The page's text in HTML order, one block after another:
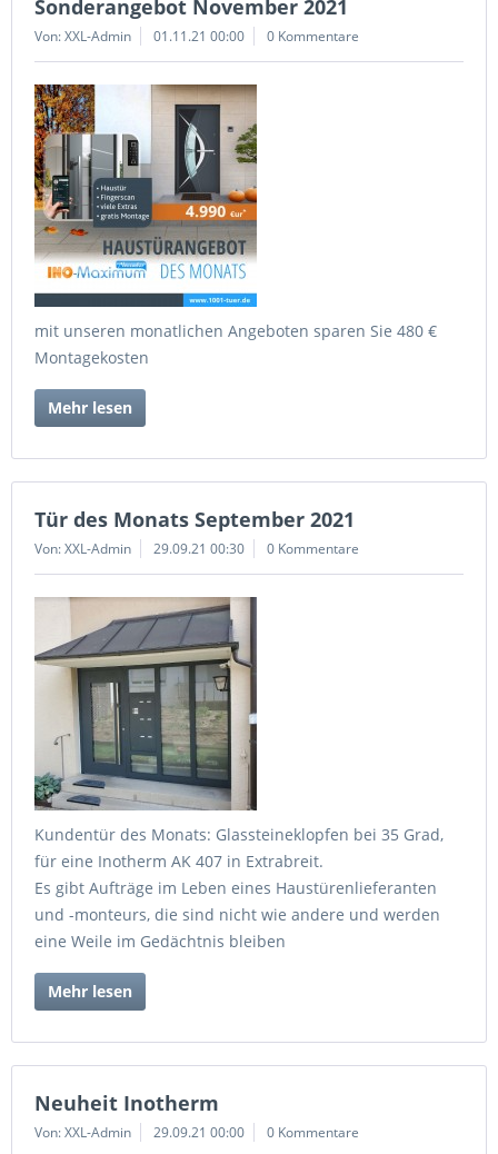
Sonderangebot November 2021
Von: XXL-Admin 01.11.21 00:00 0 Kommentare
mit unseren monatlichen Angeboten sparen Sie 480 €
Montagekosten
Mehr lesen
Tür des Monats September 2021
Von: XXL-Admin 29.09.21 00:30 0 Kommentare
Kundentür des Monats: Glassteineklopfen bei 35 Grad,
für eine Inotherm AK 407 in Extrabreit.
Es gibt Aufträge im Leben eines Haustürenlieferanten
und -monteurs, die sind nicht wie andere und werden
eine Weile im Gedächtnis bleiben
Mehr lesen
Neuheit Inotherm
Von: XXL-Admin 29.09.21 00:00 0 Kommentare